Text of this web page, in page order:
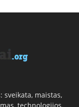
maistas,
technologijos,